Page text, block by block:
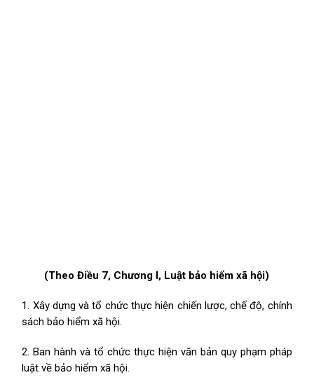
(Theo Điều 7, Chương I, Luật bảo hiểm xã hội)
1. Xây dựng và tổ chức thực hiện chiến lược, chế độ, chính
sách bảo hiểm xã hội.
2. Ban hành và tổ chức thực hiện văn bản quy phạm pháp
luật về bảo hiểm xã hội.